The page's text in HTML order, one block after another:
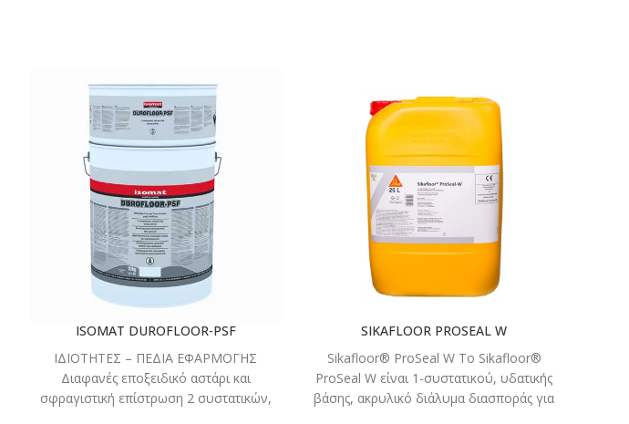
ISOMAT DUROFLOOR-PSF
ΙΔΙΟΤΗΤΕΣ – ΠΕΔΙΑ ΕΦΑΡΜΟΓΗΣ
Διαφανές εποξειδικό αστάρι και
σφραγιστική επίστρωση 2 συστατικών,
ΔΙΑΒΑΣΤΕ
ΠΕΡΙΣΣΟΤΕΡΑ
SIKAFLOOR PROSEAL W
Sikafloor® ProSeal W Το Sikafloor®
ProSeal W είναι 1-συστατικού, υδατικής
βάσης, ακρυλικό διάλυμα διασποράς για
ΔΙΑΒΑΣΤΕ
ΠΕΡΙΣΣΟΤΕΡΑ